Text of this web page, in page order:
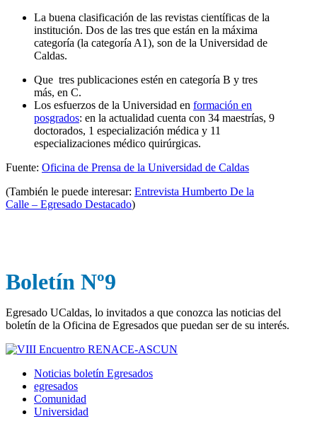
La buena clasificación de las revistas científicas de la
institución. Dos de las tres que están en la máxima
categoría (la categoría A1), son de la Universidad de
Caldas.
Que tres publicaciones estén en categoría B y tres
más, en C.
Los esfuerzos de la Universidad en formación en
posgrados: en la actualidad cuenta con 34 maestrías, 9
doctorados, 1 especialización médica y 11
especializaciones médico quirúrgicas.
Fuente: Oficina de Prensa de la Universidad de Caldas
(También le puede interesar: Entrevista Humberto De la
Calle – Egresado Destacado)
Boletín Nº9
Egresado UCaldas, lo invitados a que conozca las noticias del
boletín de la Oficina de Egresados que puedan ser de su interés.
Noticias boletín Egresados
egresados
Comunidad
Universidad